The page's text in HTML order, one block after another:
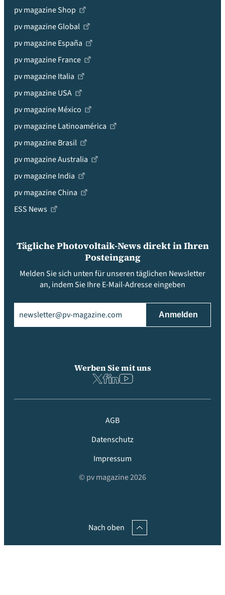
pv magazine Shop
pv magazine Global
pv magazine España
pv magazine France
pv magazine Italia
pv magazine USA
pv magazine México
pv magazine Latinoamérica
pv magazine Brasil
pv magazine Australia
pv magazine India
pv magazine China
ESS News
Tägliche Photovoltaik-News direkt in Ihren
Posteingang
Melden Sie sich unten für unseren täglichen Newsletter
an, indem Sie Ihre E-Mail-Adresse eingeben
Werben Sie mit uns
AGB
Datenschutz
Impressum
© pv magazine 2026
Nach oben